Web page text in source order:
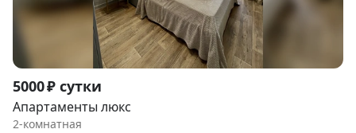
Item
1
of
5000 ₽ сутки
Апартаменты люкс
2-комнатная